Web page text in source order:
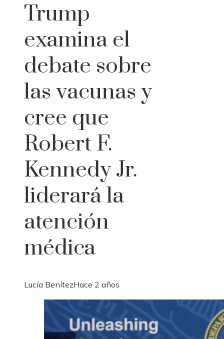
Trump
examina el
debate sobre
las vacunas y
cree que
Robert F.
Kennedy Jr.
liderará la
atención
médica
Lucía BenítezHace 2 años